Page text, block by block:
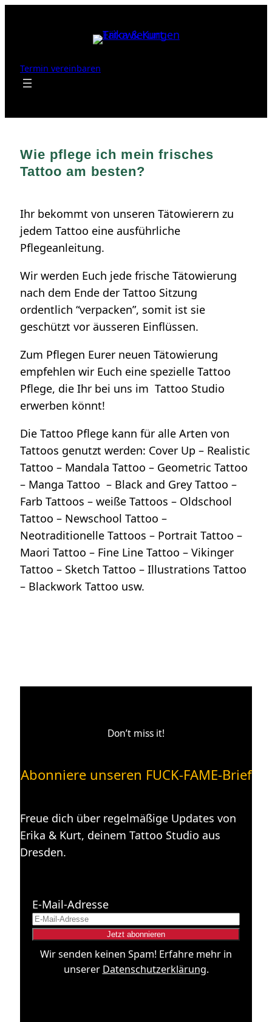
Termin vereinbaren
Wie pflege ich mein frisches
Tattoo am besten?
Ihr bekommt von unseren Tätowierern zu
jedem Tattoo eine ausführliche
Pflegeanleitung.
Wir werden Euch jede frische Tätowierung
nach dem Ende der Tattoo Sitzung
ordentlich “verpacken”, somit ist sie
geschützt vor äusseren Einflüssen.
Zum Pflegen Eurer neuen Tätowierung
empfehlen wir Euch eine spezielle Tattoo
Pflege, die Ihr bei uns im Tattoo Studio
erwerben könnt!
Die Tattoo Pflege kann für alle Arten von
Tattoos genutzt werden: Cover Up – Realistic
Tattoo – Mandala Tattoo – Geometric Tattoo
– Manga Tattoo – Black and Grey Tattoo –
Farb Tattoos – weiße Tattoos – Oldschool
Tattoo – Newschool Tattoo –
Neotraditionelle Tattoos – Portrait Tattoo –
Maori Tattoo – Fine Line Tattoo – Vikinger
Tattoo – Sketch Tattoo – Illustrations Tattoo
– Blackwork Tattoo usw.
Don’t miss it!
Abonniere unseren FUCK-FAME-Brief
Freue dich über regelmäßige Updates von
Erika & Kurt, deinem Tattoo Studio aus
Dresden.
E-Mail-Adresse
Wir senden keinen Spam! Erfahre mehr in
unserer Datenschutzerklärung.